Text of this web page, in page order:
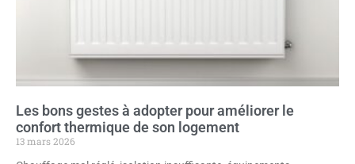
Les bons gestes à adopter pour améliorer le
confort thermique de son logement
13 mars 2026